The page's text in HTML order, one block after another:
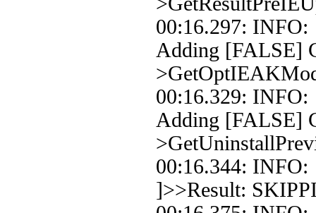
00:16.297:
Adding [FALSE]
00:16.329:
Adding [FALSE]
00:16.344:
]>>Result: